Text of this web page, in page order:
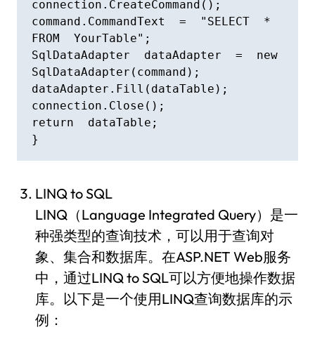
connection.CreateCommand();
command.CommandText  =  "SELECT  *
FROM  YourTable";
SqlDataAdapter  dataAdapter  =  new
SqlDataAdapter(command);
dataAdapter.Fill(dataTable);
connection.Close();
return  dataTable;
}
LINQ to SQL
LINQ（Language Integrated Query）是一
种强类型的查询技术，可以用于查询对
象、集合和数据库。在ASP.NET Web服务
中，通过LINQ to SQL可以方便地操作数据
库。以下是一个使用LINQ查询数据库的示
例：